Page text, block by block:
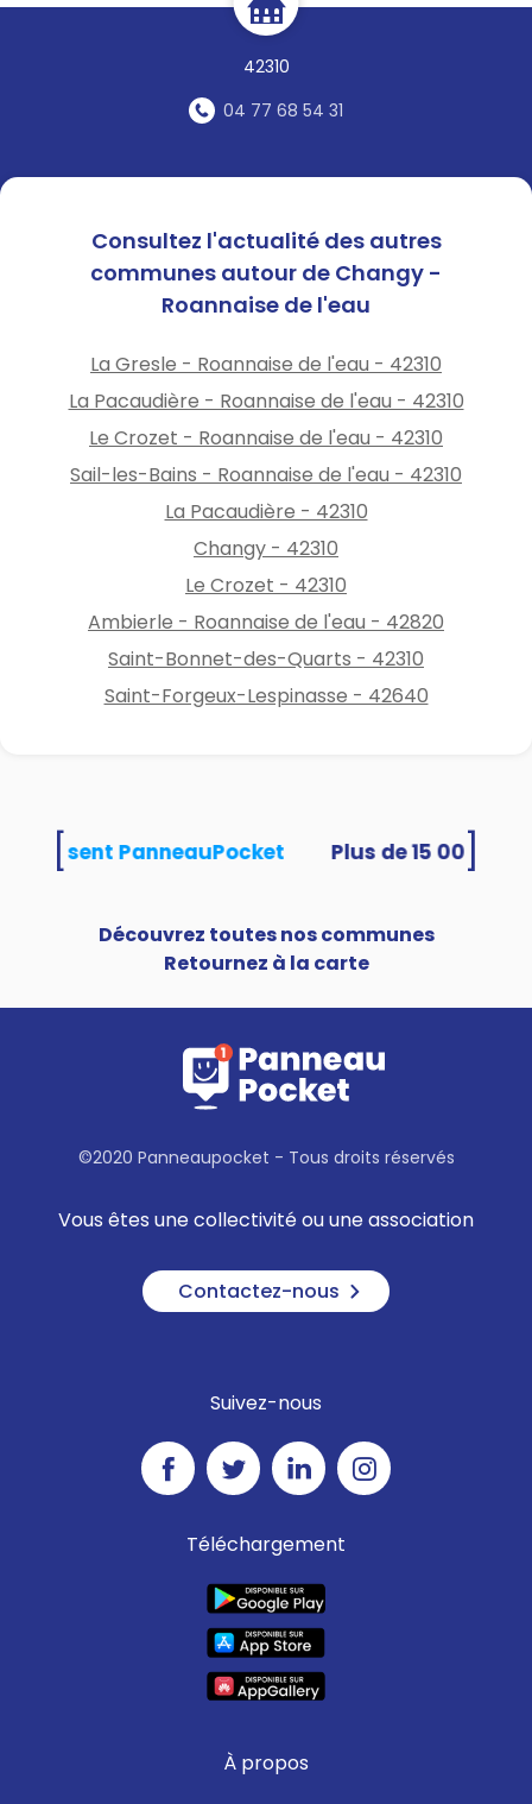
42310
04 77 68 54 31
Consultez l'actualité des autres
communes autour de Changy -
Roannaise de l'eau
La Gresle - Roannaise de l'eau - 42310
La Pacaudière - Roannaise de l'eau - 42310
Le Crozet - Roannaise de l'eau - 42310
Sail-les-Bains - Roannaise de l'eau - 42310
La Pacaudière - 42310
Changy - 42310
Le Crozet - 42310
Ambierle - Roannaise de l'eau - 42820
Saint-Bonnet-des-Quarts - 42310
Saint-Forgeux-Lespinasse - 42640
utilisent PanneauPocket
Découvrez toutes nos communes
Retournez à la carte
©2020 Panneaupocket - Tous droits réservés
Vous êtes une collectivité ou une association
Contactez-nous
Suivez-nous
Téléchargement
À propos